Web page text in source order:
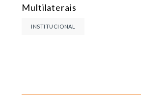
Multilaterais
INSTITUCIONAL